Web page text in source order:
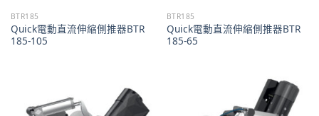
BTR185
Quick電動直流伸縮側推器BTR
185-105
BTR185
Quick電動直流伸縮側推器BTR
185-65